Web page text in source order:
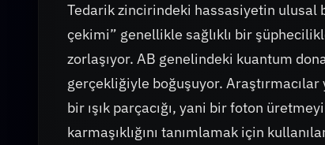
Tedarik zincirindeki hassasiyetin ulusal
çekimi” genellikle sağlıklı bir
zorlaşıyor. AB genelindeki kuantum
gerçekliğiyle boğuşuyor.
bir ışık parçacığı, yani bir foton
karmaşıklığını tanımlamak için